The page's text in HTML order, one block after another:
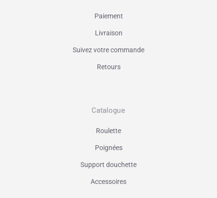
Paiement
Livraison
Suivez votre commande
Retours
Catalogue
Roulette
Poignées
Support douchette
Accessoires